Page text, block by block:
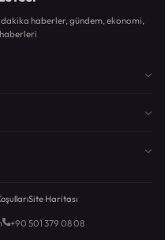
haberler, gündem, ekonomi,
Site Haritası
+90 501 379 08 08